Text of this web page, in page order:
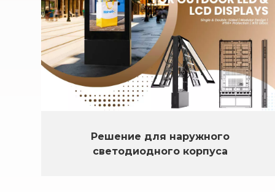
Решение для наружного
светодиодного корпуса